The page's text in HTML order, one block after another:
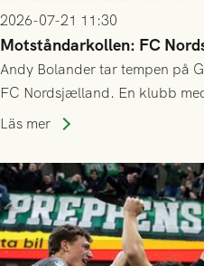
2026-07-21 11:30
Motståndarkollen: FC
Andy Bolander tar tempen på
FC Nordsjælland. En klubb
publiksnitt, ett lag med både
Läs mer